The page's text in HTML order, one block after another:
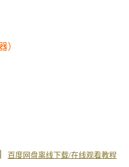
）
百度网盘离线下载/在线观看教程